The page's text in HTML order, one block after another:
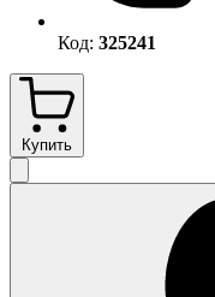
Код: 325241
Купить